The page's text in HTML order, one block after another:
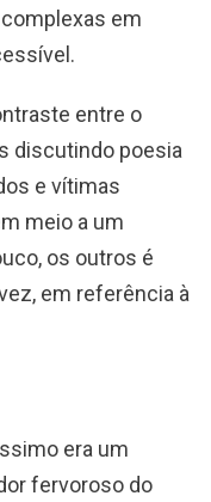
em
entre o
discutindo poesia
e vítimas
meio a um
os outros é
em referência à
era um
fervoroso do